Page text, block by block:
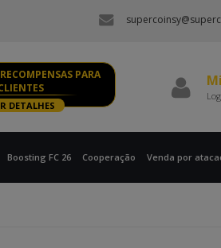
PARA
DETALHES
Boosting FC 26 Cooperação Venda por